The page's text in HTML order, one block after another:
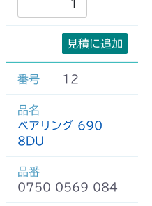
見積に追加
12
ベアリング 690
8DU
0750 0569 084